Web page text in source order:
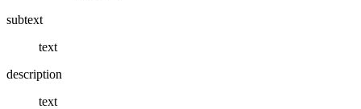
subtext
text
description
text